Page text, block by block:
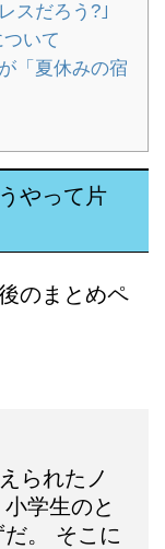
スだろう?｣
いて
「夏休みの宿
やって片
のまとめペ
られたノ
学生のと
。 そこに